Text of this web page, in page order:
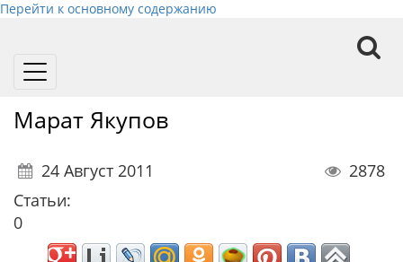
Перейти к основному содержанию
Toggle
Марат Якупов
24 Август 2011
2878
Статьи:
0